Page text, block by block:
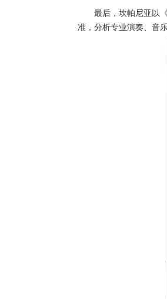
最后，坎帕尼亚以
准，分析专业演奏、音